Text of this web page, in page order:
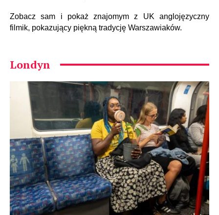
Zobacz sam i pokaż znajomym z UK anglojęzyczny
filmik, pokazujący piękną tradycję Warszawiaków.
Londyn